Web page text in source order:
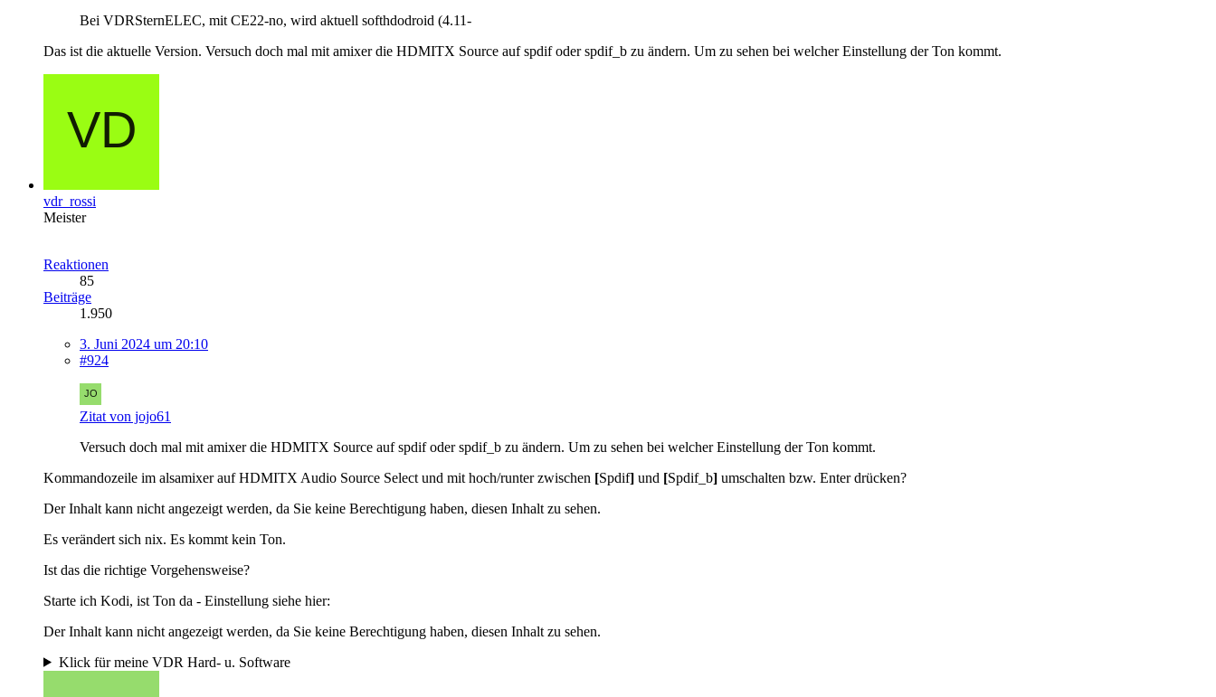
Bei VDRSternELEC, mit CE22-no, wird aktuell softhdodroid (4.11-
Das ist die aktuelle Version. Versuch doch mal mit amixer die HDMITX Source auf spdif oder spdif_b zu ändern. Um zu sehen bei welcher Einstellung der Ton kommt.
vdr_rossi
Meister
Reaktionen
85
Beiträge
1.950
3. Juni 2024 um 20:10
#924
Zitat von jojo61
Versuch doch mal mit amixer die HDMITX Source auf spdif oder spdif_b zu ändern. Um zu sehen bei welcher Einstellung der Ton kommt.
Kommandozeile im alsamixer auf HDMITX Audio Source Select und mit hoch/runter zwischen [Spdif] und [Spdif_b] umschalten bzw. Enter drücken?
Der Inhalt kann nicht angezeigt werden, da Sie keine Berechtigung haben, diesen Inhalt zu sehen.
Es verändert sich nix. Es kommt kein Ton.
Ist das die richtige Vorgehensweise?
Starte ich Kodi, ist Ton da - Einstellung siehe hier:
Der Inhalt kann nicht angezeigt werden, da Sie keine Berechtigung haben, diesen Inhalt zu sehen.
Klick für meine VDR Hard- u. Software